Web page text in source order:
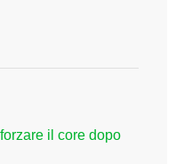
il core dopo